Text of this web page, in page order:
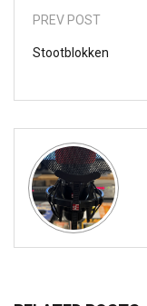
PREV POST
Stootblokken